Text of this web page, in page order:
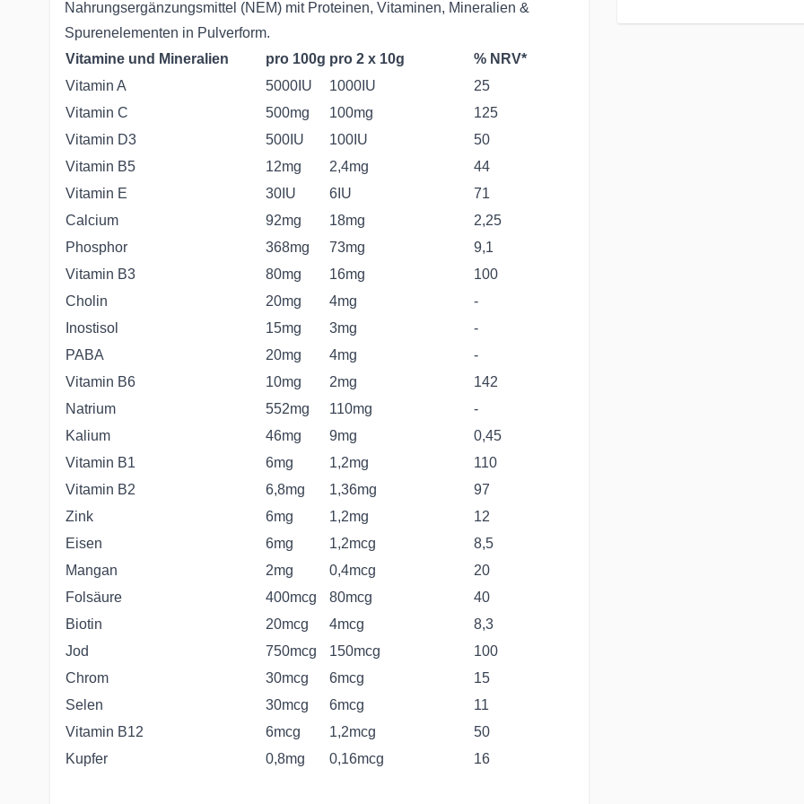
Nahrungsergänzungsmittel (NEM) mit Proteinen, Vitaminen, Mineralien &
Spurenelementen in Pulverform.
Vitamine und Mineralien
pro 100g pro 2 x 10g
% NRV*
Vitamin A
5000IU 1000IU
25
Vitamin C
500mg 100mg
125
Vitamin D3
500IU 100IU
50
Vitamin B5
12mg 2,4mg
44
Vitamin E
30IU 6IU
71
Calcium
92mg 18mg
2,25
Phosphor
368mg 73mg
9,1
Vitamin B3
80mg 16mg
100
Cholin
20mg 4mg
-
Inostisol
15mg 3mg
-
PABA
20mg 4mg
-
Vitamin B6
10mg 2mg
142
Natrium
552mg 110mg
-
Kalium
46mg 9mg
0,45
Vitamin B1
6mg 1,2mg
110
Vitamin B2
6,8mg 1,36mg
97
Zink
6mg 1,2mg
12
Eisen
6mg 1,2mcg
8,5
Mangan
2mg 0,4mcg
20
Folsäure
400mcg 80mcg
40
Biotin
20mcg 4mcg
8,3
Jod
750mcg 150mcg
100
Chrom
30mcg 6mcg
15
Selen
30mcg 6mcg
11
Vitamin B12
6mcg 1,2mcg
50
Kupfer
0,8mg 0,16mcg 16